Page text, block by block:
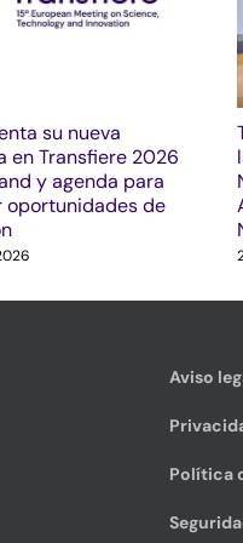
su nueva
en Transfiere 2026
y agenda para
oportunidades de
Aviso
Política